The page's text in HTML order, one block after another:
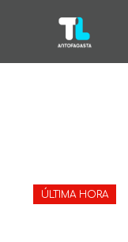
ÚLTIMA HORA